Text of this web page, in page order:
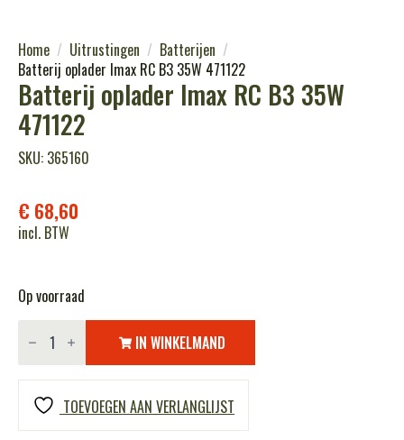
Home Uitrustingen
Batterijen
Batterij oplader Imax RC B3 35W 471122
Batterij oplader Imax RC B3 35W
471122
SKU: 365160
€ 68,60
incl. BTW
Op voorraad
Batterij
oplader
RC
B3
35W
471122
aantal
IN WINKELMAND
TOEVOEGEN AAN VERLANGLIJST